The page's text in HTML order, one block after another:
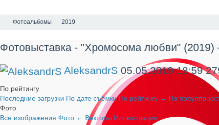
Фотоальбомы 2019
Фотовыставка - "Хромосома любви" (2019)
AleksandrS 05.05.2019 18:59
По рейтингу
Последние загрузки По дате съёмкиПо рейтингу ← По
Фото
Все изображения Фото ← Векторы Иллюстрации